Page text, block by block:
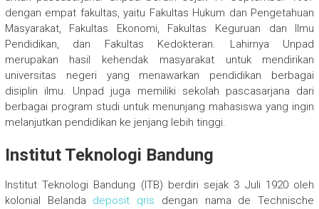
dengan empat fakultas, yaitu Fakultas Hukum dan Pengetahuan
Masyarakat, Fakultas Ekonomi, Fakultas Keguruan dan Ilmu
Pendidikan, dan Fakultas Kedokteran. Lahirnya Unpad
merupakan hasil kehendak masyarakat untuk mendirikan
universitas negeri yang menawarkan pendidikan berbagai
disiplin ilmu. Unpad juga memiliki sekolah pascasarjana dari
berbagai program studi untuk menunjang mahasiswa yang ingin
melanjutkan pendidikan ke jenjang lebih tinggi.
Institut Teknologi Bandung
Institut Teknologi Bandung (ITB) berdiri sejak 3 Juli 1920 oleh
kolonial Belanda deposit qris dengan nama de Technische